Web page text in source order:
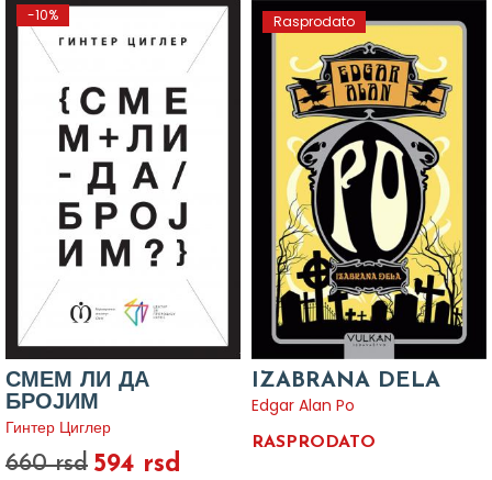
-10%
СМЕМ ЛИ ДА
БРОЈИМ
Гинтер Циглер
660 rsd 594 rsd
Rasprodato
IZABRANA DELA
Edgar Alan Po
RASPRODATO